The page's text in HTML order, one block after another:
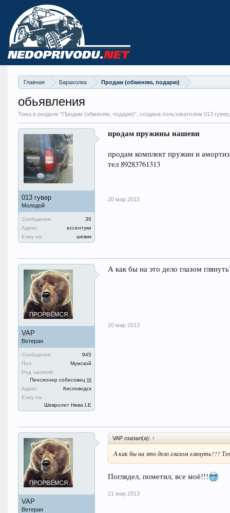
Главная Барахолка Продам (обменяю, подарю)
обьявления
Тема в разделе "Продам (обменяю, подарю)", создана пользователем 013
013 гувер
Молодой
Сообщения:
36
Адрес:
ессентуки
Езжу на:
шевик
продам пружины нашеви
продам комплект пружин и
тел 89283761313
20 мар 2013
VAP
Ветеран
Сообщения:
945
Пол:
Мужской
Род занятий:
Пенсионер собесовец )))
Адрес:
Кисловодск
Езжу на:
Шевролет Нива LE
А как бы на это дело глазом
20 мар 2013
VAP
Ветеран
VAP сказал(а): ↑
А как бы на это дело глазом глянуть???
Поглядел, пометил, все моё!!!
21 мар 2013